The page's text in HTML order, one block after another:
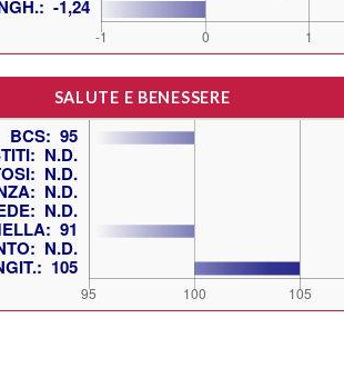
SALUTE E BENESSERE